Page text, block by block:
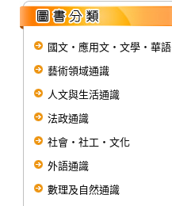
國文‧應用文‧文學‧華語
藝術領域通識
人文與生活通識
法政通識
社會‧社工‧文化
外語通識
數理及自然通識